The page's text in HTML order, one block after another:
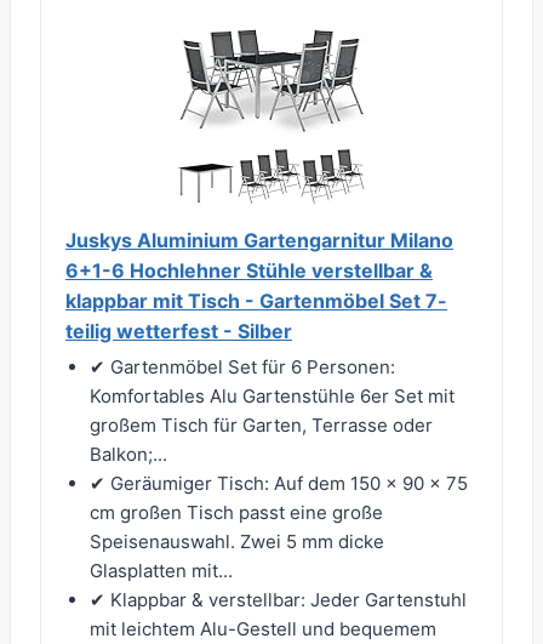
Juskys Aluminium Gartengarnitur Milano
6+1-6 Hochlehner Stühle verstellbar &
klappbar mit Tisch - Gartenmöbel Set 7-
teilig wetterfest - Silber
✔ Gartenmöbel Set für 6 Personen:
Komfortables Alu Gartenstühle 6er Set mit
großem Tisch für Garten, Terrasse oder
Balkon;...
✔ Geräumiger Tisch: Auf dem 150 x 90 x 75
cm großen Tisch passt eine große
Speisenauswahl. Zwei 5 mm dicke
Glasplatten mit...
✔ Klappbar & verstellbar: Jeder Gartenstuhl
mit leichtem Alu-Gestell und bequemem